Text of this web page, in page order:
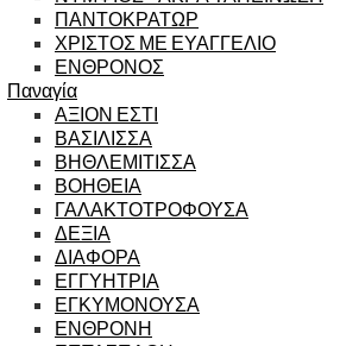
ΠΑΝΤΟΚΡΑΤΩΡ
ΧΡΙΣΤΟΣ ΜΕ ΕΥΑΓΓΕΛΙΟ
ΕΝΘΡΟΝΟΣ
Παναγία
ΑΞΙΟΝ ΕΣΤΙ
ΒΑΣΙΛΙΣΣΑ
ΒΗΘΛΕΜΙΤΙΣΣΑ
ΒΟΗΘΕΙΑ
ΓΑΛΑΚΤΟΤΡΟΦΟΥΣΑ
ΔΕΞΙΑ
ΔΙΑΦΟΡΑ
ΕΓΓΥΗΤΡΙΑ
ΕΓΚΥΜΟΝΟΥΣΑ
ΕΝΘΡΟΝΗ